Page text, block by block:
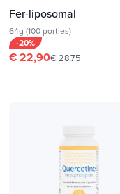
Fer-liposomal
64g (100 porties)
-20%
€ 22,90€ 28,75